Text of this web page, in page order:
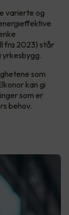
varierte og
fra 2023) står
yrkesbygg.
som
kan gi
som er
behov.